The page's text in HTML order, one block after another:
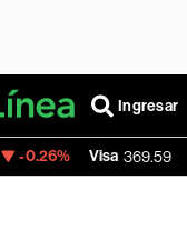
Ingresar
Visa 369.59 +1.07%